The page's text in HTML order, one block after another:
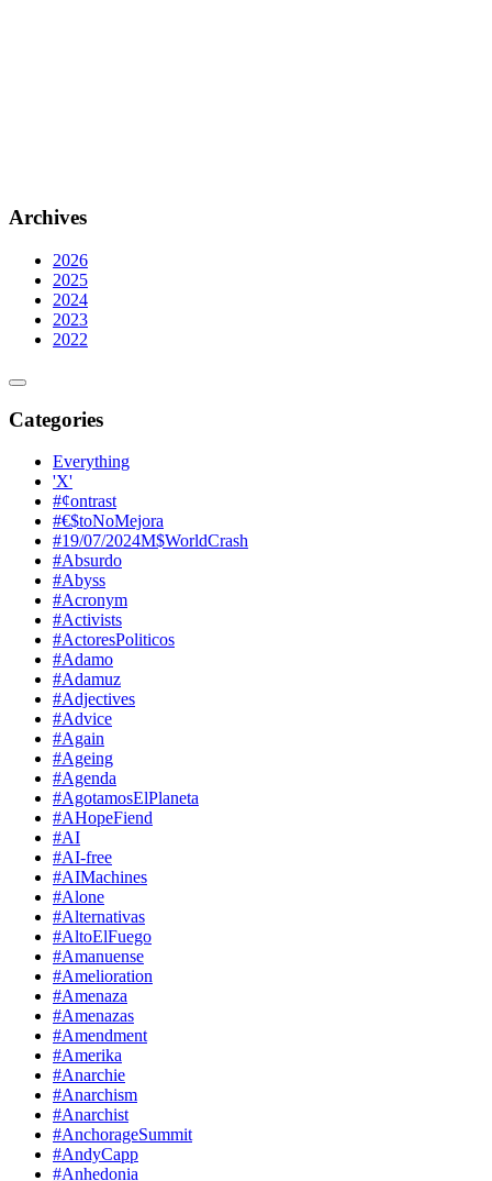
Archives
2026
2025
2024
2023
2022
Categories
Everything
'X'
#¢ontrast
#€$toNoMejora
#19/07/2024M$WorldCrash
#Absurdo
#Abyss
#Acronym
#Activists
#ActoresPoliticos
#Adamo
#Adamuz
#Adjectives
#Advice
#Again
#Ageing
#Agenda
#AgotamosElPlaneta
#AHopeFiend
#AI
#AI-free
#AIMachines
#Alone
#Alternativas
#AltoElFuego
#Amanuense
#Amelioration
#Amenaza
#Amenazas
#Amendment
#Amerika
#Anarchie
#Anarchism
#Anarchist
#AnchorageSummit
#AndyCapp
#Anhedonia